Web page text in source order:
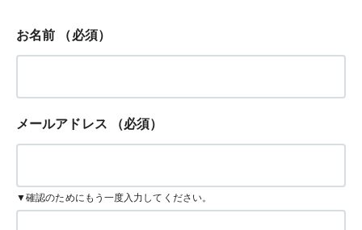
お名前 （必須）
メールアドレス （必須）
▼確認のためにもう一度入力してください。